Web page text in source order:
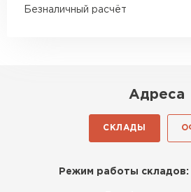
Безналичный расчёт
Адреса
СКЛАДЫ
Режим работы складов: